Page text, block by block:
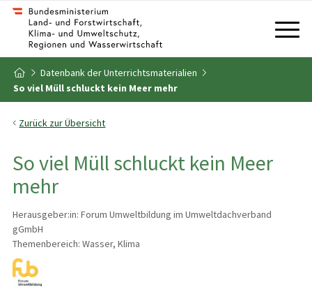
Zum Inhalt
Zum Inhaltsverzeichnis
Zur Startseite
Datenbank der Unterrichtsmaterialien
So viel Müll schluckt kein Meer mehr
Zurück zur Übersicht
So viel Müll schluckt kein Meer
mehr
Herausgeber:in: Forum Umweltbildung im Umweltdachverband
gGmbH
Themenbereich: Wasser, Klima